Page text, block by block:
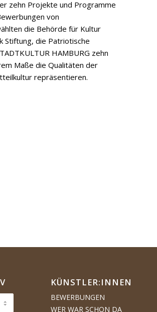
zehn Projekte und Programme
von
die Behörde für Kultur
Stiftung, die Patriotische
HAMBURG zehn
Maße die Qualitäten der
repräsentieren.
KÜNSTLER:­­INNEN
BEWERBUNGEN
WER WAR SCHON DA